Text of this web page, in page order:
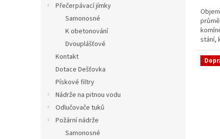
Přečerpávací jímky
Samonosné
K obetonování
Dvouplášťové
Kontakt
Dotace Dešťovka
Pískové filtry
Nádrže na pitnou vodu
Odlučovače tuků
Požární nádrže
Samonosné
stání,